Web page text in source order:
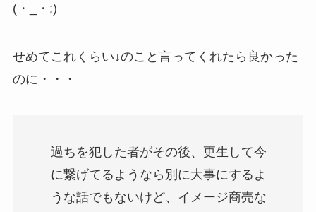
(・_・;)
せめてこれくらい↓のこと言ってくれたら良かった
のに・・・
過ちを犯した者がその後、更生して今
に繋げてるようなら別に大事にするよ
うな話でもないけど、イメージ商売な